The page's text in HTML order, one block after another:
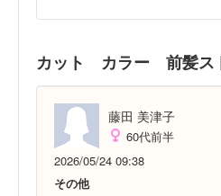
カット カラー 前髪ス
藤田 美津子
60代前半
2026/05/24 09:38
その他